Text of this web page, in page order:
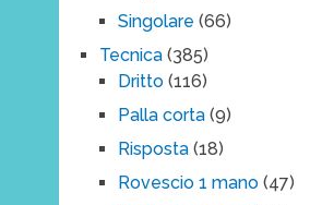
Singolare (66)
Tecnica(385)
Dritto(116)
Palla corta(9)
Risposta(18)
Rovescio 1 mano(47)